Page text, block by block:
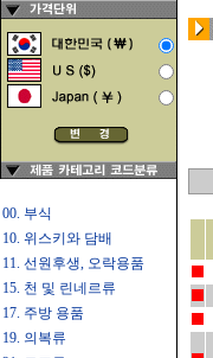
00. 부식
10. 위스키와 담배
11. 선원후생, 오락용품
15. 천 및 린네르류
17. 주방 용품
19. 의복류